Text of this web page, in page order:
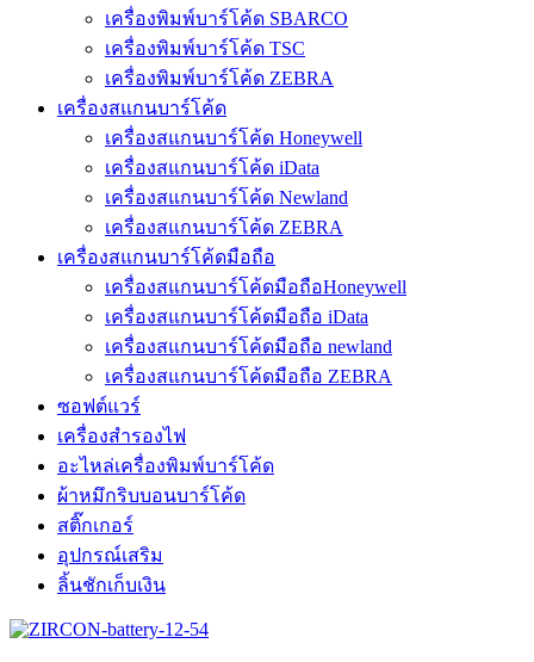
เครื่องพิมพ์บาร์โค้ด SBARCO
เครื่องพิมพ์บาร์โค้ด TSC
เครื่องพิมพ์บาร์โค้ด ZEBRA
เครื่องสแกนบาร์โค้ด
เครื่องสแกนบาร์โค้ด Honeywell
เครื่องสแกนบาร์โค้ด iData
เครื่องสแกนบาร์โค้ด Newland
เครื่องสแกนบาร์โค้ด ZEBRA
เครื่องสแกนบาร์โค้ดมือถือ
เครื่องสแกนบาร์โค้ดมือถือHoneywell
เครื่องสแกนบาร์โค้ดมือถือ iData
เครื่องสแกนบาร์โค้ดมือถือ newland
เครื่องสแกนบาร์โค้ดมือถือ ZEBRA
ซอฟต์แวร์
เครื่องสำรองไฟ
อะไหล่เครื่องพิมพ์บาร์โค้ด
ผ้าหมึกริบบอนบาร์โค้ด
สติ๊กเกอร์
อุปกรณ์เสริม
ลิ้นชักเก็บเงิน